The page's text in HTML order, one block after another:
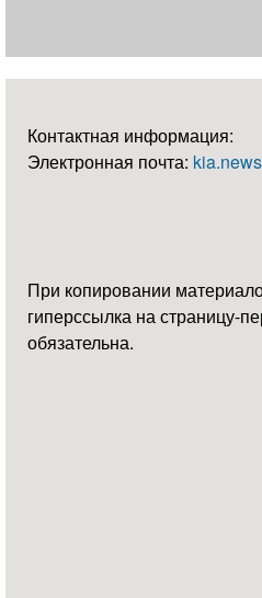
Контактная информация:
Электронная почта:
При копировании
гиперссылка на страницу-
обязательна.